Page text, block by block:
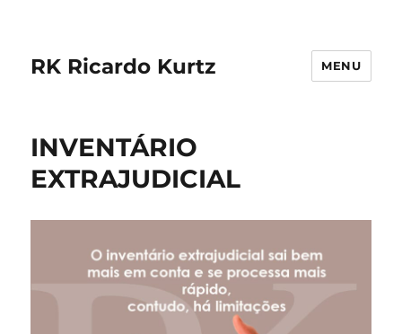
RK Ricardo Kurtz MENU
INVENTÁRIO
EXTRAJUDICIAL